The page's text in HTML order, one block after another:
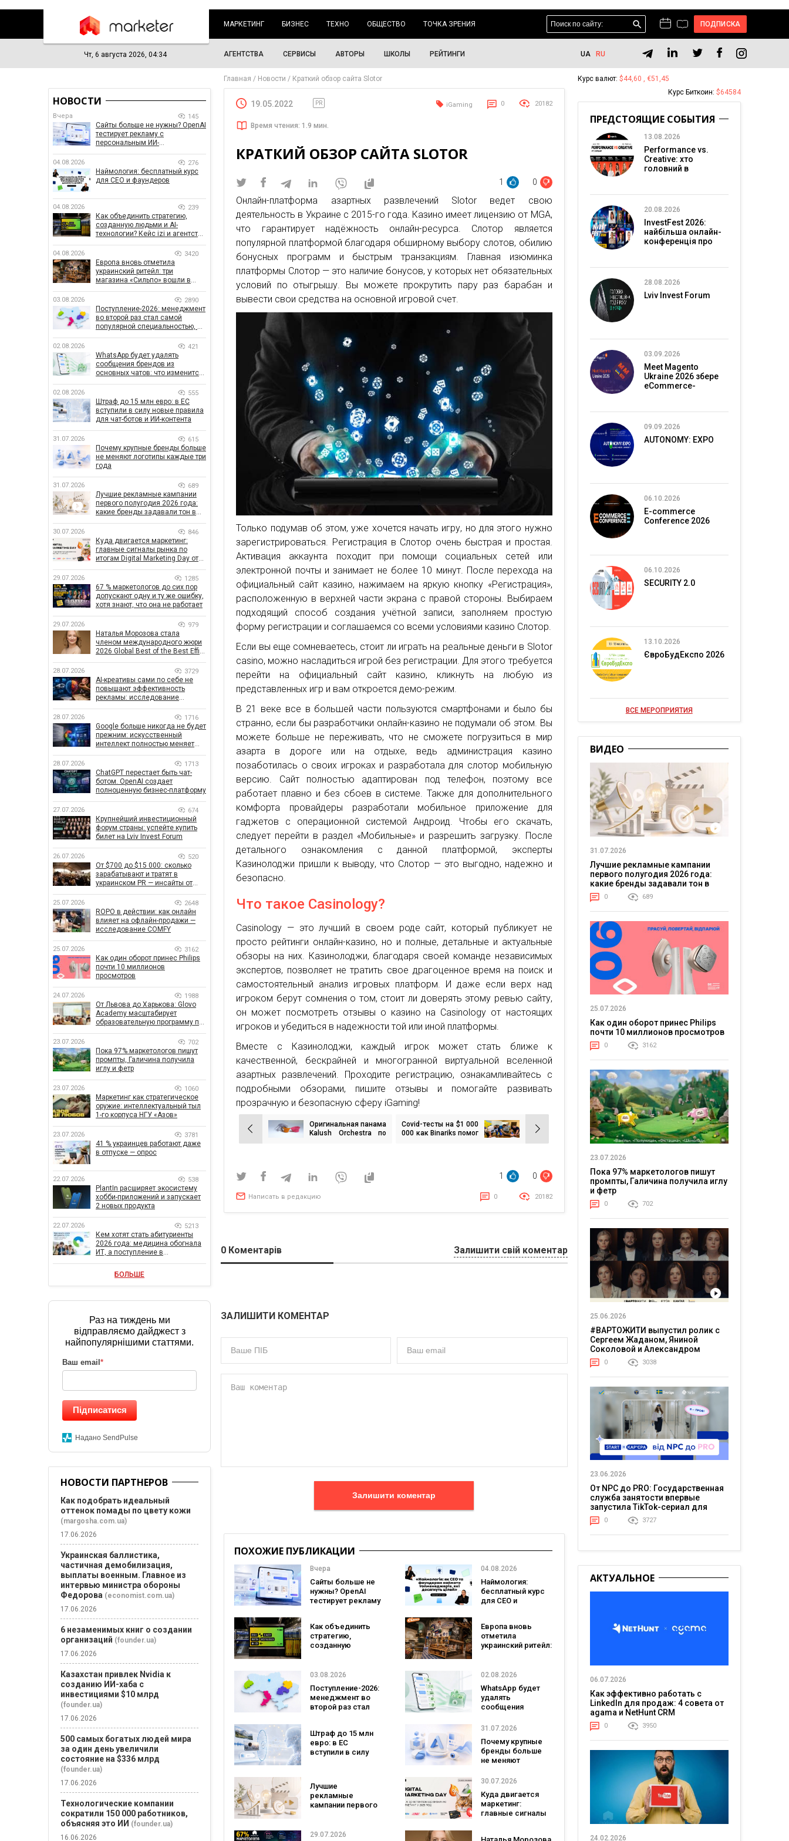
МАРКЕТИНГ БИЗНЕС ТЕХНО ОБЩЕСТВО ТОЧКА ЗРЕНИЯ ПОДПИСКА
Чт, 6 августа 2026, 04:34 АГЕНТСТВА СЕРВИСЫ АВТОРЫ ШКОЛЫ РЕЙТИНГИ UA RU
Главная Новости Краткий обзор сайта Slotor
19.05.2022 PR iGaming 0 20182
Время чтения: 1.9 мин.
КРАТКИЙ ОБЗОР САЙТА SLOTOR
1 0
Онлайн-платформа азартных развлечений Slotor ведет свою
деятельность в Украине с 2015-го года. Казино имеет лицензию от MGA,
что гарантирует надёжность онлайн-ресурса. Слотор является
популярной платформой благодаря обширному выбору слотов, обилию
бонусных программ и быстрым транзакциям. Главная изюминка
платформы Слотор — это наличие бонусов, у которых нет обязательных
условий по отыгрышу. Вы можете прокрутить пару раз барабан и
вывести свои средства на основной игровой счет.
Только подумав об этом, уже хочется начать игру, но для этого нужно
зарегистрироваться. Регистрация в Слотор очень быстрая и простая.
Активация аккаунта походит при помощи социальных сетей или
электронной почты и занимает не более 10 минут. После перехода на
официальный сайт казино, нажимаем на яркую кнопку «Регистрация»,
расположенную в верхней части экрана с правой стороны. Выбираем
подходящий способ создания учётной записи, заполняем простую
форму регистрации и соглашаемся со всеми условиями казино Слотор.
Если вы еще сомневаетесь, стоит ли играть на реальные деньги в Slotor
casino, можно насладиться игрой без регистрации. Для этого требуется
перейти на официальный сайт казино, кликнуть на любую из
представленных игр и вам откроется демо-режим.
В 21 веке все в большей части пользуются смартфонами и было бы
странно, если бы разработчики онлайн-казино не подумали об этом. Вы
можете больше не переживать, что не сможете погрузиться в мир
азарта в дороге или на отдыхе, ведь администрация казино
позаботилась о своих игроках и разработала для слотор мобильную
версию. Сайт полностью адаптирован под телефон, поэтому все
работает плавно и без сбоев в системе. Также для дополнительного
комфорта провайдеры разработали мобильное приложение для
гаджетов с операционной системой Андроид. Чтобы его скачать,
следует перейти в раздел «Мобильные» и разрешить загрузку. После
детального ознакомления с данной платформой, эксперты
Казинолоджи пришли к выводу, что Слотор — это выгодно, надежно и
безопасно.
Что такое Casinology?
Casinology — это лучший в своем роде сайт, который публикует не
просто рейтинги онлайн-казино, но и полные, детальные и актуальные
обзоры на них. Казинолоджи, благодаря своей команде независимых
экспертов, позволяет не тратить свое драгоценное время на поиск и
самостоятельный анализ игровых платформ. И даже если верх над
игроком берут сомнения о том, стоит ли доверять этому ревью сайту,
он может посмотреть отзывы о казино на Casinology от настоящих
игроков и убедиться в надежности той или иной платформы.
Вместе с Казинолоджи, каждый игрок может стать ближе к
качественной, бескрайней и многогранной виртуальной вселенной
азартных развлечений. Проходите регистрацию, ознакамливайтесь с
подробными обзорами, пишите отзывы и помогайте развивать
прозрачную и безопасную сферу iGaming!
Навигация
по
Оригинальная панама
Kalush Orchestra по
Covid-тесты на $1 000
000 как Binariks помог
1 0
Написать в редакцию 0 20182
0 Коментарів Залишити свій коментар
ЗАЛИШИТИ КОМЕНТАР
Залишити коментар
ПОХОЖИЕ ПУБЛИКАЦИИ
Вчера
Сайты больше не
нужны? OpenAI
тестирует рекламу
бренда
04.08.2026
Наймология:
бесплатный курс
для CEO и
Как объединить
стратегию,
созданную
izi и агентства
Европа вновь
отметила
украинский ритейл:
рейтинг лучших
супермаркетов
03.08.2026
Поступление-2026:
менеджмент во
второй раз стал
а количество
заявлений —
рекордным за
02.08.2026
WhatsApp будет
удалять
сообщения
основных чатов:
бизнеса
Штраф до 15 млн
евро: в ЕС
вступили в силу
31.07.2026
Почему крупные
бренды больше
не меняют
три года
Лучшие
рекламные
кампании первого
бренды задавали
30.07.2026
Куда двигается
маркетинг:
главные сигналы
29.07.2026
НОВОСТИ
Вчера 145
Сайты больше не нужны? OpenAI
тестирует рекламу с
персональным ИИ-
04.08.2026 276
Наймология: бесплатный курс
для CEO и фаундеров
04.08.2026 239
Как объединить стратегию,
созданную людьми и AI-
технологии? Кейс izi и агентства
04.08.2026 3420
Европа вновь отметила
украинский ритейл: три
магазина «Сильпо» вошли в
03.08.2026 2890
Поступление-2026: менеджмент
во второй раз стал самой
популярной специальностью, а
рекордным за последние 5 лет
02.08.2026 421
WhatsApp будет удалять
сообщения брендов из
основных чатов: что изменится
02.08.2026 555
Штраф до 15 млн евро: в ЕС
вступили в силу новые правила
для чат-ботов и ИИ-контента
31.07.2026 615
Почему крупные бренды больше
не меняют логотипы каждые три
года
31.07.2026 689
Лучшие рекламные кампании
первого полугодия 2026 года:
какие бренды задавали тон в
30.07.2026 846
Куда двигается маркетинг:
главные сигналы рынка по
итогам Digital Marketing Day от
29.07.2026 1285
67 % маркетологов до сих пор
допускают одну и ту же ошибку,
хотя знают, что она не работает
29.07.2026 979
Наталья Морозова стала
членом международного жюри
2026 Global Best of the Best Effie
28.07.2026 3729
AI-креативы сами по себе не
повышают эффективность
рекламы: исследование
влияет на эффективность
кампаний
28.07.2026 1716
Google больше никогда не будет
прежним: искусственный
интеллект полностью меняет
28.07.2026 1713
ChatGPT перестает быть чат-
ботом. OpenAI создает
полноценную бизнес-платформу
27.07.2026 674
Крупнейший инвестиционный
форум страны: успейте купить
билет на Lviv Invest Forum
26.07.2026 520
От $700 до $15 000: сколько
зарабатывают и тратят в
украинском PR — инсайты от
25.07.2026 2648
ROPO в действии: как онлайн
влияет на офлайн-продажи —
исследование COMFY
25.07.2026 3162
Как один оборот принес Philips
почти 10 миллионов
просмотров
24.07.2026 1988
От Львова до Харькова: Glovo
Academy масштабирует
образовательную программу по
23.07.2026 702
Пока 97% маркетологов пишут
промпты, Галичина получила
иглу и фетр
23.07.2026 1060
Маркетинг как стратегическое
оружие: интеллектуальный тыл
1-го корпуса НГУ «Азов»
23.07.2026 3781
41 % украинцев работают даже
в отпуске — опрос
22.07.2026 538
PlantIn расширяет экосистему
хобби-приложений и запускает
2 новых продукта
22.07.2026 5213
Кем хотят стать абитуриенты
2026 года: медицина обогнала
ИТ, а поступление в
главной целью
БОЛЬШЕ
Раз на тиждень ми
відправляємо дайджест з
найпопулярнішими статтями.
Ваш email *
Підписатися
Надано SendPulse
НОВОСТИ ПАРТНЕРОВ
Как подобрать идеальный
оттенок помады по цвету кожи
(margosha.com.ua)
17.06.2026
Украинская баллистика,
частичная демобилизация,
выплаты военным. Главное из
интервью министра обороны
Федорова (economist.com.ua)
17.06.2026
6 незаменимых книг о создании
организаций (founder.ua)
17.06.2026
Казахстан привлек Nvidia к
созданию ИИ-хаба с
инвестициями $10 млрд
(founder.ua)
17.06.2026
500 самых богатых людей мира
за один день увеличили
состояние на $336 млрд
(founder.ua)
17.06.2026
Технологические компании
сократили 150 000 работников,
объясняя это ИИ (founder.ua)
16.06.2026
Курс валют: $44,60 , €51,45
Курс Биткоин: $64584
ПРЕДСТОЯЩИЕ СОБЫТИЯ
13.08.2026
Performance vs.
Creative: хто
головний в
20.08.2026
InvestFest 2026:
найбільша онлайн-
конференція про
28.08.2026
Lviv Invest Forum
03.09.2026
Meet Magento
Ukraine 2026 збере
eCommerce-
09.09.2026
AUTONOMY: EXPO
06.10.2026
E-commerce
Conference 2026
06.10.2026
SECURITY 2.0
13.10.2026
ЄвроБудЕкспо 2026
ВСЕ МЕРОПРИЯТИЯ
ВИДЕО
31.07.2026
Лучшие рекламные кампании
первого полугодия 2026 года:
какие бренды задавали тон в
отрасли
0 689
25.07.2026
Как один оборот принес Philips
почти 10 миллионов просмотров
0 3162
23.07.2026
Пока 97% маркетологов пишут
промпты, Галичина получила иглу
и фетр
0 702
25.06.2026
#ВАРТОЖИТИ выпустил ролик с
Сергеем Жаданом, Яниной
Соколовой и Александром
Тереном о жизни в постоянном
напряжении
0 3038
23.06.2026
От NPC до PRO: Государственная
служба занятости впервые
запустила TikTok-сериал для
молодежи
0 3727
АКТУАЛЬНОЕ
06.07.2026
Как эффективно работать с
LinkedIn для продаж: 4 совета от
agama и NetHunt CRM
0 3950
24.02.2026